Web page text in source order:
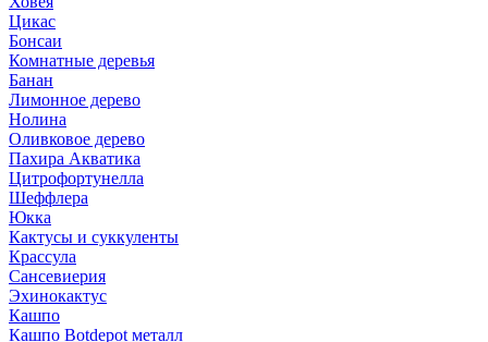
Цикас
Бонсаи
Комнатные деревья
Банан
Лимонное дерево
Нолина
Оливковое дерево
Пахира Акватика
Цитрофортунелла
Шеффлера
Юкка
Кактусы и суккуленты
Крассула
Сансевиерия
Эхинокактус
Кашпо
Кашпо Botdepot металл